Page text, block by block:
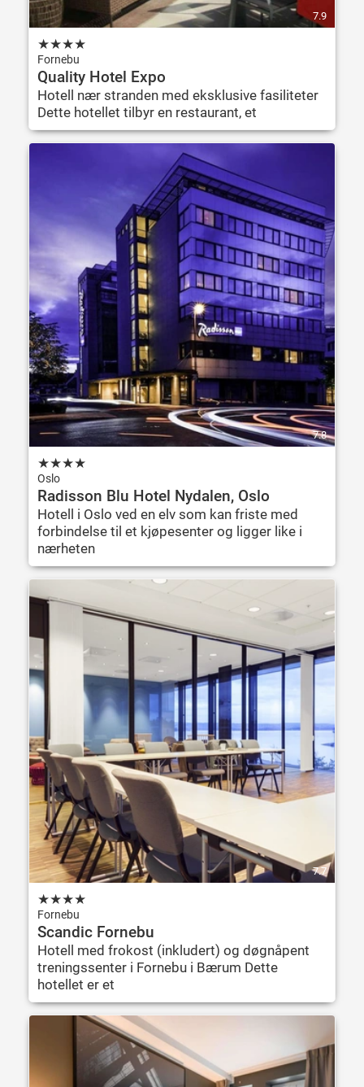
7.9
★★★★
Fornebu
Quality Hotel Expo
Hotell nær stranden med eksklusive fasiliteter
Dette hotellet tilbyr en restaurant, et
7.8
★★★★
Oslo
Radisson Blu Hotel Nydalen, Oslo
Hotell i Oslo ved en elv som kan friste med
forbindelse til et kjøpesenter og ligger like i
nærheten
7.7
★★★★
Fornebu
Scandic Fornebu
Hotell med frokost (inkludert) og døgnåpent
treningssenter i Fornebu i Bærum Dette
hotellet er et